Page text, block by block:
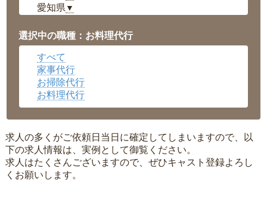
愛知県 ▼
岡山県▼
広島県▼
沖縄県
選択中の職種：お料理代行
すべて
家事代行
お掃除代行
お料理代行
求人の多くがご依頼日当日に確定してしまいますので、以
下の求人情報は、実例として御覧ください。
求人はたくさんございますので、ぜひキャスト登録よろし
くお願いします。